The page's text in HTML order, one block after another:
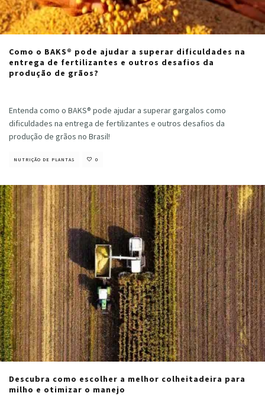
Como o BAKS® pode ajudar a superar dificuldades na
entrega de fertilizantes e outros desafios da
produção de grãos?
Entenda como o BAKS® pode ajudar a superar gargalos como
dificuldades na entrega de fertilizantes e outros desafios da
produção de grãos no Brasil!
NUTRIÇÃO DE PLANTAS 0
Descubra como escolher a melhor colheitadeira para
milho e otimizar o manejo